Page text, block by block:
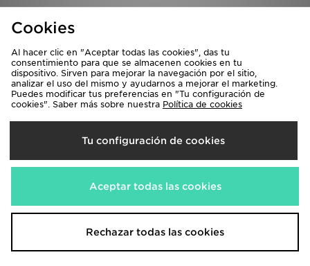
del grupo JD - Whistleblowing
Selecciona País
España
Aceptamos las siguientes formas de pago
Visita nuestra página corporativa enwww.jdplc.com
Cookies
Al hacer clic en "Aceptar todas las cookies", das tu
consentimiento para que se almacenen cookies en tu
dispositivo. Sirven para mejorar la navegación por el sitio,
analizar el uso del mismo y ayudarnos a mejorar el marketing.
Puedes modificar tus preferencias en "Tu configuración de
cookies". Saber más sobre nuestra Política de cookies
Tu configuración de cookies
Aceptar todas las cookies
Rechazar todas las cookies